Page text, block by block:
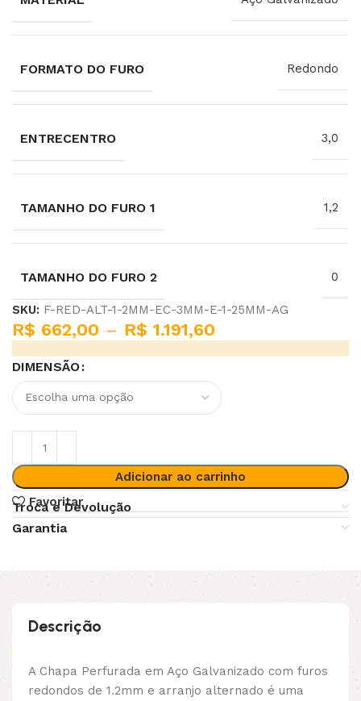
FORMATO DO FURO Redondo
ENTRECENTRO 3,0
TAMANHO DO FURO 1 1,2
TAMANHO DO FURO 2 0
SKU: F-RED-ALT-1-2MM-EC-3MM-E-1-25MM-AG
R$ 662,00 – R$ 1.191,60
DIMENSÃO
Adicionar ao carrinho
Favoritar
Troca e Devolução
Garantia
Descrição
A Chapa Perfurada em Aço Galvanizado com furos
redondos de 1.2mm e arranjo alternado é uma